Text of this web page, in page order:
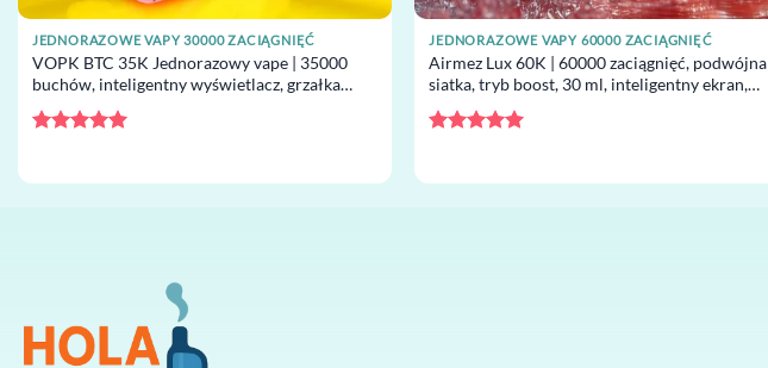
JEDNORAZOWE VAPY 30000 ZACIĄGNIĘĆ
VOPK BTC 35K Jednorazowy vape | 35000
buchów, inteligentny wyświetlacz, grzałka
mesh, jednorazowy vape hurt
JEDNORAZOWE VAPY 60000 ZACIĄGNIĘĆ
Airmez Lux 60K | 60000 zaciągnięć, podwójna
siatka, tryb boost, 30 ml, inteligentny ekran,
jednorazowy waporyzator zbiorczy